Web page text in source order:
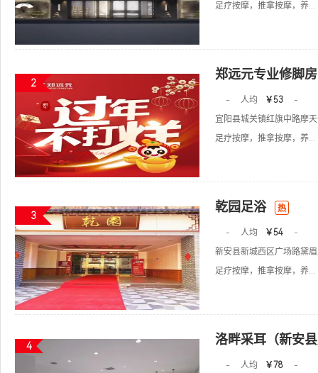
足疗按摩，推拿按摩，养...
2
郑远元专业修脚
- 人均 ￥53
-
宜阳县城关镇红旗中路摩
足疗按摩，推拿按摩，养...
3
乾园足浴 热
- 人均 ￥54
-
新安县新城西区广场路黛
足疗按摩，推拿按摩，养...
4 洛畔采耳（新安
- 人均 ￥78
-